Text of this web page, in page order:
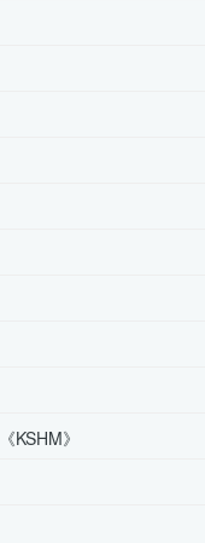
KSHM》